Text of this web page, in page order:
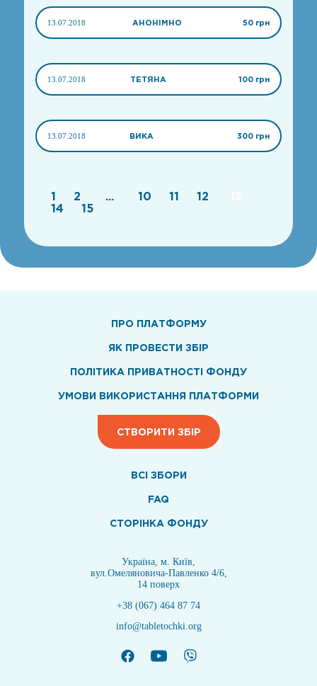
13.07.2018 АНОНІМНО 50 грн
13.07.2018 ТЕТЯНА 100 грн
13.07.2018 ВИКА 300 грн
1 2 ... 10 11 12
14
15
ПРО ПЛАТФОРМУ
ЯК ПРОВЕСТИ ЗБІР
ПОЛІТИКА ПРИВАТНОСТІ ФОНДУ
УМОВИ ВИКОРИСТАННЯ ПЛАТФОРМИ
СТВОРИТИ ЗБІР
ВСI ЗБОРИ
FAQ
СТОРІНКА ФОНДУ
Україна, м. Київ,
вул.Омеляновича-Павленко 4/6,
14 поверх
+38 (067) 464 87 74
info@tabletochki.org